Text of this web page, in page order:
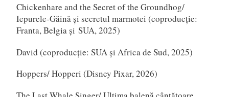
Chickenhare and the Secret of the Groundhog/
Iepurele-Găină și secretul marmotei (coproducție:
Franta, Belgia și SUA, 2025)
David (coproducție: SUA și Africa de Sud, 2025)
Hoppers/ Hopperi (Disney Pixar, 2026)